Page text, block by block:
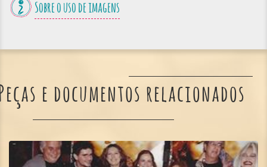
Sobre o uso de imagens
e documentos relacionados